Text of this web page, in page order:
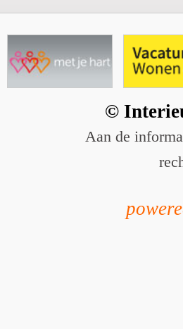
©
Aan de